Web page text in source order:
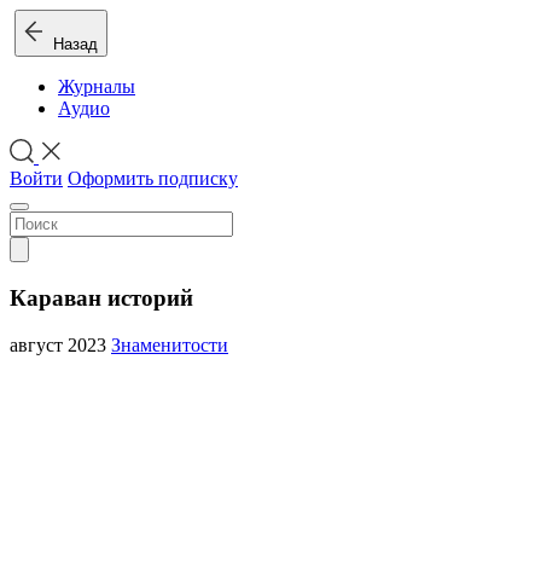
Назад
Журналы
Аудио
Войти Оформить подписку
Караван историй
август 2023 Знаменитости